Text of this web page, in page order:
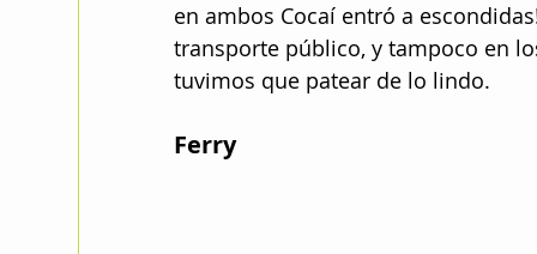
en ambos Cocaí entró a
transporte público, y tampoco en
tuvimos que patear de lo lindo.
Ferry